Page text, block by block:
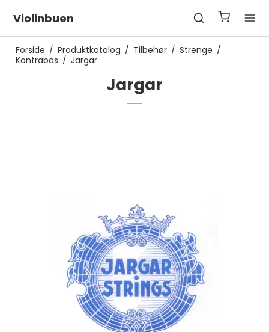
Violinbuen
Forside / Produktkatalog / Tilbehør / Strenge /
Kontrabas / Jargar
Jargar